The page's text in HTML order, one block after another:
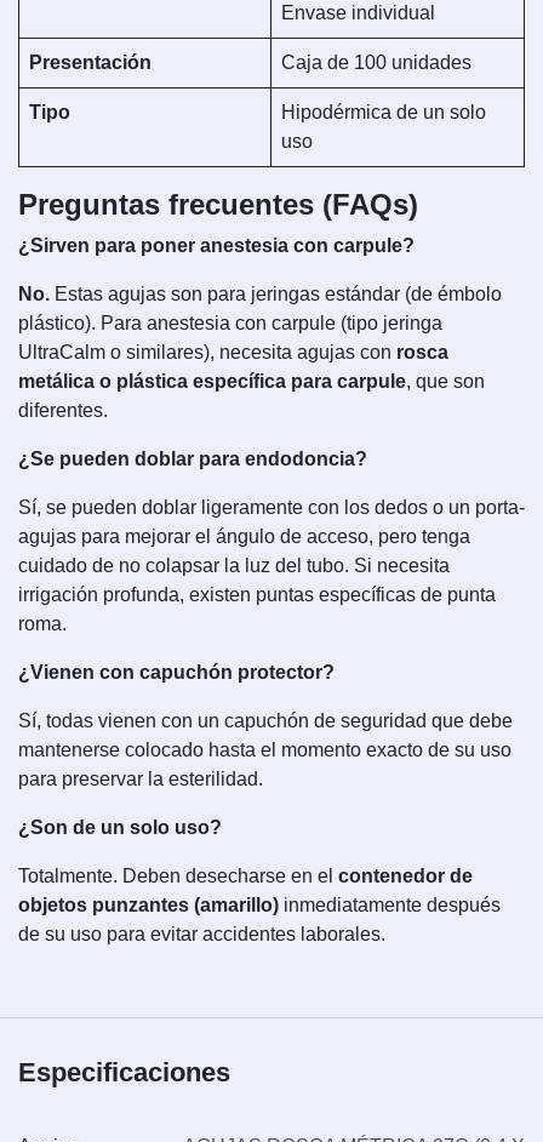
Envase individual
Presentación Caja de 100 unidades
Tipo
Hipodérmica de un solo
uso
Preguntas frecuentes (FAQs)
¿Sirven para poner anestesia con carpule?
No. Estas agujas son para jeringas estándar (de émbolo
plástico). Para anestesia con carpule (tipo jeringa
UltraCalm o similares), necesita agujas con rosca
metálica o plástica específica para carpule, que son
diferentes.
¿Se pueden doblar para endodoncia?
Sí, se pueden doblar ligeramente con los dedos o un porta-
agujas para mejorar el ángulo de acceso, pero tenga
cuidado de no colapsar la luz del tubo. Si necesita
irrigación profunda, existen puntas específicas de punta
roma.
¿Vienen con capuchón protector?
Sí, todas vienen con un capuchón de seguridad que debe
mantenerse colocado hasta el momento exacto de su uso
para preservar la esterilidad.
¿Son de un solo uso?
Totalmente. Deben desecharse en el contenedor de
objetos punzantes (amarillo) inmediatamente después
de su uso para evitar accidentes laborales.
Especificaciones